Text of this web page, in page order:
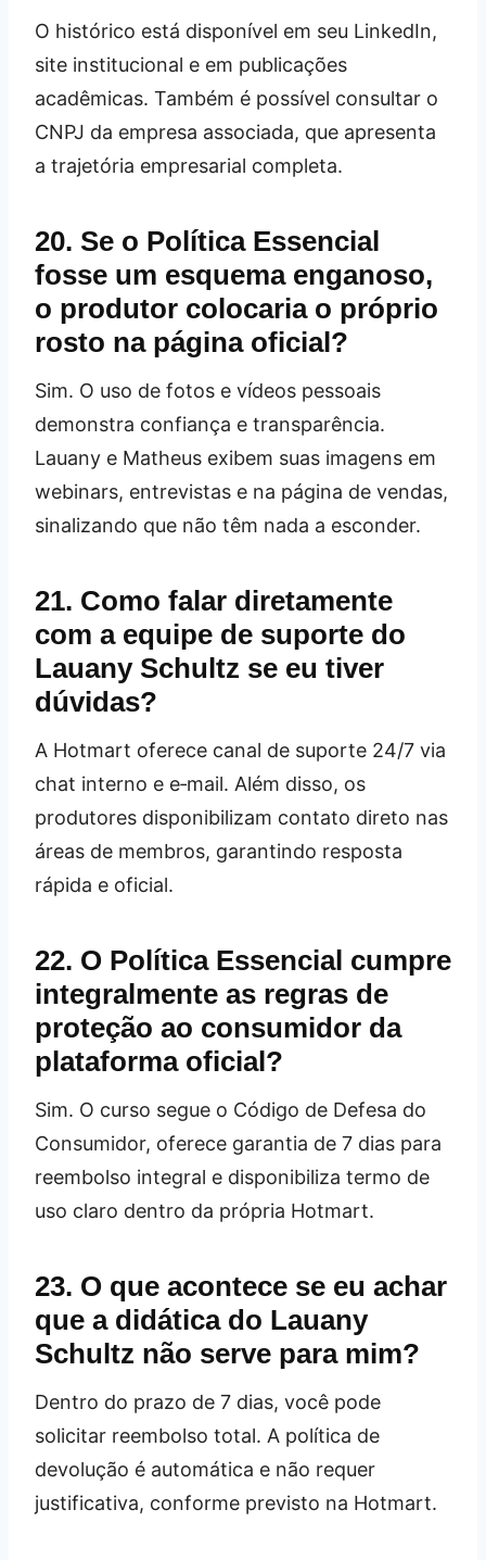
O histórico está disponível em seu LinkedIn,
site institucional e em publicações
acadêmicas. Também é possível consultar o
CNPJ da empresa associada, que apresenta
a trajetória empresarial completa.
20. Se o Política Essencial
fosse um esquema enganoso,
o produtor colocaria o próprio
rosto na página oficial?
Sim. O uso de fotos e vídeos pessoais
demonstra confiança e transparência.
Lauany e Matheus exibem suas imagens em
webinars, entrevistas e na página de vendas,
sinalizando que não têm nada a esconder.
21. Como falar diretamente
com a equipe de suporte do
Lauany Schultz se eu tiver
dúvidas?
A Hotmart oferece canal de suporte 24/7 via
chat interno e e‑mail. Além disso, os
produtores disponibilizam contato direto nas
áreas de membros, garantindo resposta
rápida e oficial.
22. O Política Essencial cumpre
integralmente as regras de
proteção ao consumidor da
plataforma oficial?
Sim. O curso segue o Código de Defesa do
Consumidor, oferece garantia de 7 dias para
reembolso integral e disponibiliza termo de
uso claro dentro da própria Hotmart.
23. O que acontece se eu achar
que a didática do Lauany
Schultz não serve para mim?
Dentro do prazo de 7 dias, você pode
solicitar reembolso total. A política de
devolução é automática e não requer
justificativa, conforme previsto na Hotmart.